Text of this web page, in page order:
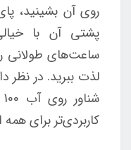
روی آن بشینید،
پشتی آن با
ساعت‌های طولانی
لذت ببرید. در
کاربردی‌تر برای